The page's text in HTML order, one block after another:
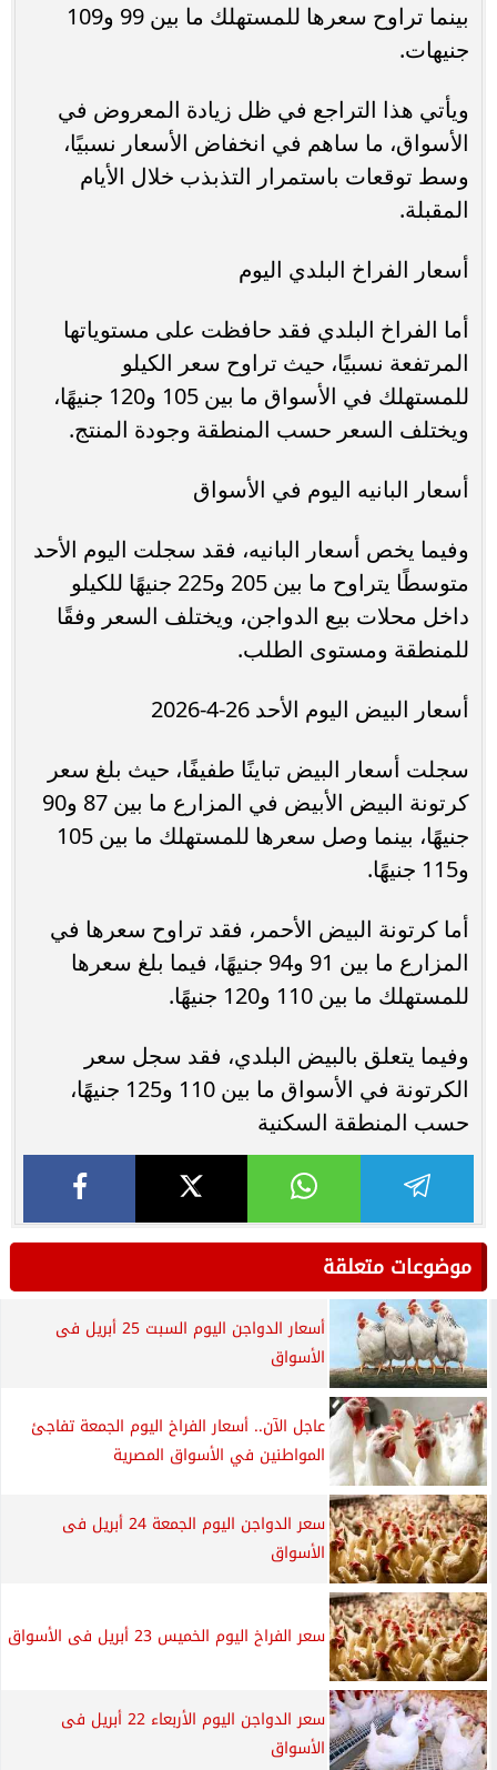
بينما تراوح سعرها للمستهلك ما بين 99 و109
جنيهات.
ويأتي هذا التراجع في ظل زيادة المعروض في
الأسواق، ما ساهم في انخفاض الأسعار نسبيًا،
وسط توقعات باستمرار التذبذب خلال الأيام
المقبلة.
أسعار الفراخ البلدي اليوم
أما الفراخ البلدي فقد حافظت على مستوياتها
المرتفعة نسبيًا، حيث تراوح سعر الكيلو
للمستهلك في الأسواق ما بين 105 و120 جنيهًا،
ويختلف السعر حسب المنطقة وجودة المنتج.
أسعار البانيه اليوم في الأسواق
وفيما يخص أسعار البانيه، فقد سجلت اليوم الأحد
متوسطًا يتراوح ما بين 205 و225 جنيهًا للكيلو
داخل محلات بيع الدواجن، ويختلف السعر وفقًا
للمنطقة ومستوى الطلب.
أسعار البيض اليوم الأحد 26-4-2026
سجلت أسعار البيض تباينًا طفيفًا، حيث بلغ سعر
كرتونة البيض الأبيض في المزارع ما بين 87 و90
جنيهًا، بينما وصل سعرها للمستهلك ما بين 105
و115 جنيهًا.
أما كرتونة البيض الأحمر، فقد تراوح سعرها في
المزارع ما بين 91 و94 جنيهًا، فيما بلغ سعرها
للمستهلك ما بين 110 و120 جنيهًا.
وفيما يتعلق بالبيض البلدي، فقد سجل سعر
الكرتونة في الأسواق ما بين 110 و125 جنيهًا،
حسب المنطقة السكنية
موضوعات متعلقة
أسعار الدواجن اليوم السبت 25 أبريل فى
الأسواق
عاجل الآن.. أسعار الفراخ اليوم الجمعة تفاجئ
المواطنين في الأسواق المصرية
سعر الدواجن اليوم الجمعة 24 أبريل فى
الأسواق
سعر الفراخ اليوم الخميس 23 أبريل فى الأسواق
سعر الدواجن اليوم الأربعاء 22 أبريل فى
الأسواق